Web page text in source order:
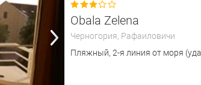

Obala Zelena
Черногория, Рафаиловичи
Пляжный, 2-я линия от моря